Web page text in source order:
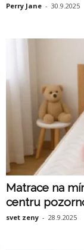
Perry Jane - 30.9.2025
Matrace na
centru
svet zeny - 28.9.2025